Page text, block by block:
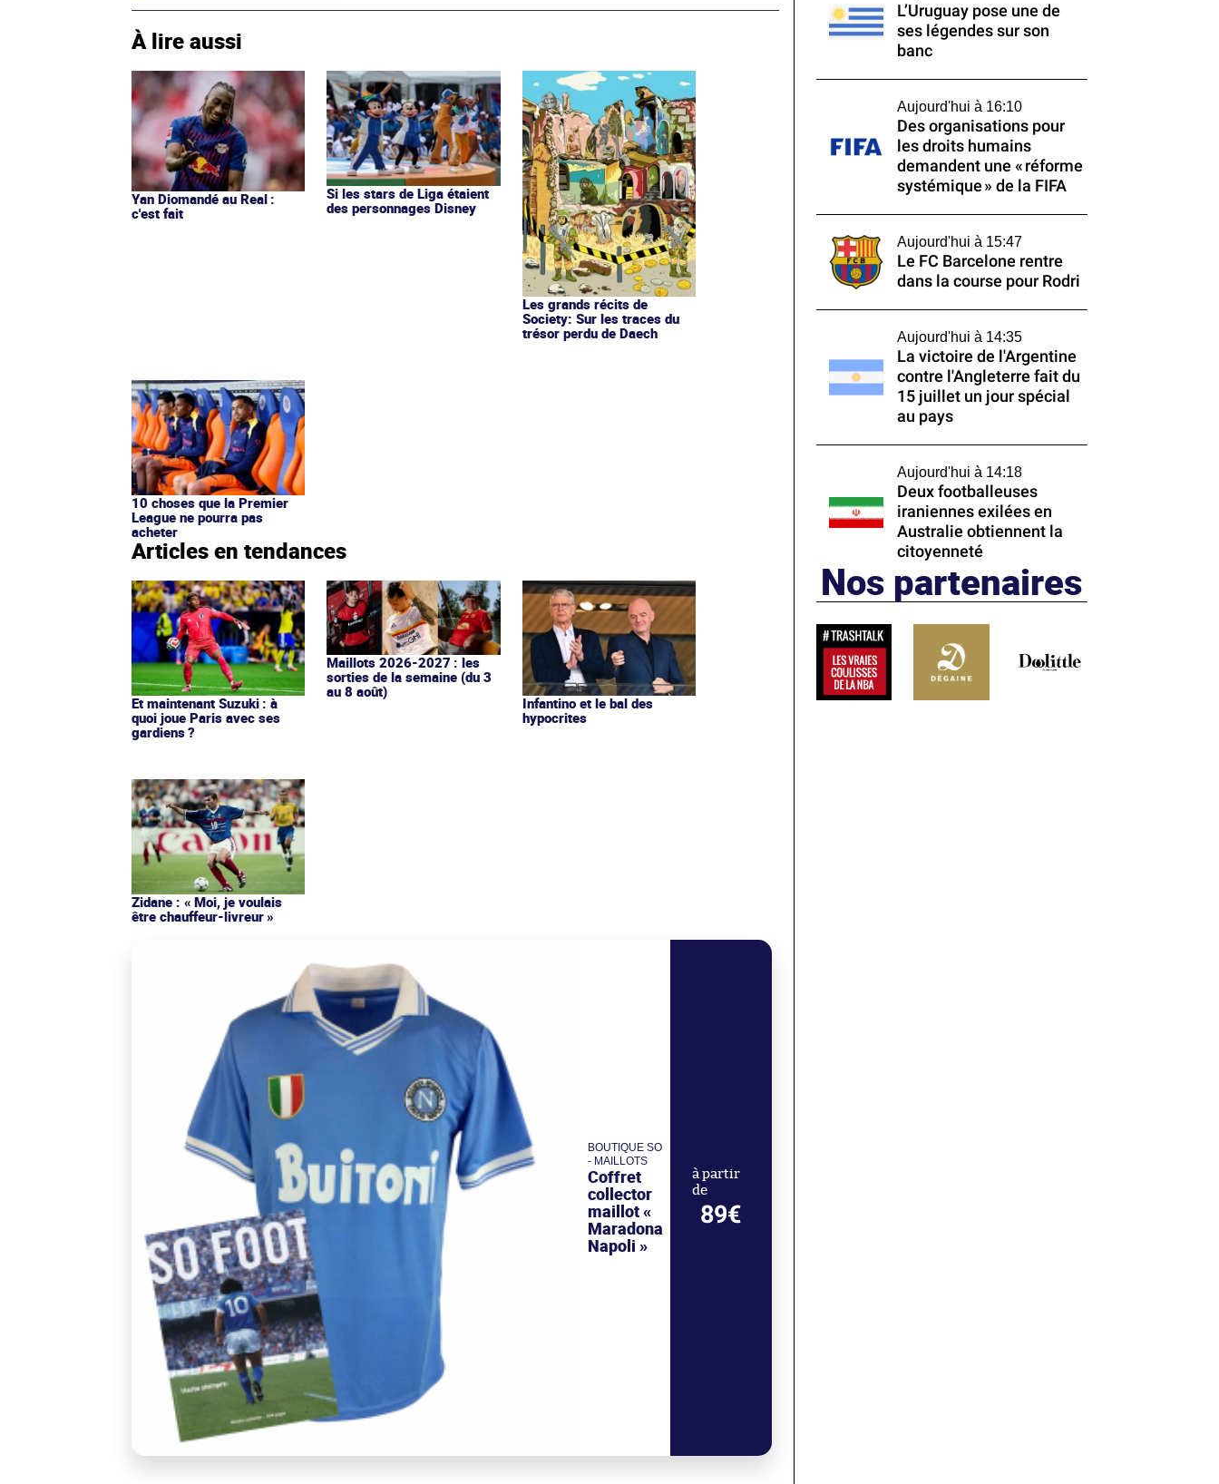
À lire aussi
Yan Diomandé au Real :
c'est fait
Si les stars de Liga étaient
des personnages Disney
Les grands récits de
Society: Sur les traces du
trésor perdu de Daech
10 choses que la Premier
League ne pourra pas
acheter
Articles en tendances
Et maintenant Suzuki : à
quoi joue Paris avec ses
gardiens ?
Maillots 2026-2027 : les
sorties de la semaine (du 3
au 8 août)
Infantino et le bal des
hypocrites
Zidane : « Moi, je voulais
être chauffeur-livreur »
BOUTIQUE SO
- MAILLOTS
Coffret
collector
maillot «
Maradona
Napoli »
à partir
de
89€
L’Uruguay pose une de
ses légendes sur son
banc
Aujourd'hui à 16:10
Des organisations pour
les droits humains
demandent une « réforme
systémique » de la FIFA
Aujourd'hui à 15:47
Le FC Barcelone rentre
dans la course pour Rodri
Aujourd'hui à 14:35
La victoire de l'Argentine
contre l'Angleterre fait du
15 juillet un jour spécial
au pays
Aujourd'hui à 14:18
Deux footballeuses
iraniennes exilées en
Australie obtiennent la
citoyenneté
Nos partenaires